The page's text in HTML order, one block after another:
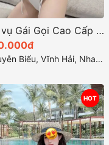
Dịch vụ Gái Gọi Cao Cấp Nha Trang – Dịp Anh với Gái Gọi Nha Trang Xinh Đẹp
Vĩnh Hải, Nha Trang, Khánh Hòa, Việt Nam
HOT